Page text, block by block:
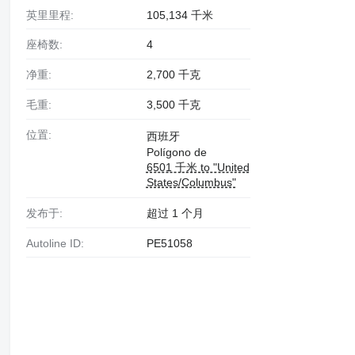
英里里程: 105,134 千米
座椅数: 4
净重: 2,700 千克
毛重: 3,500 千克
位置:
西班牙
Polígono de
6501 千米 to "United
States/Columbus"
发布于: 超过 1 个月
Autoline ID: PE51058